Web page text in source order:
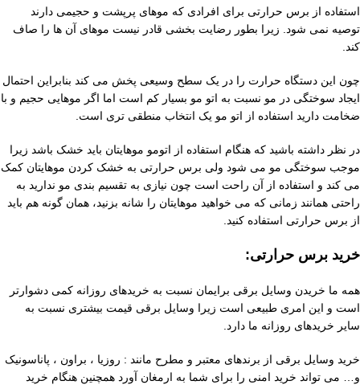
استفاده از برس حرارتی برای افرادی که موهای پرپشت و حجیمی دارند
توصیه نمی شود. زیرا بطور رضایت بخشی قادر نیست موهای آن ها را صاف
کند.
چون این دستگاه حرارت را در یک سطح وسیعی پخش می کند بنابراین احتمال
ایجاد سوختگی در مو نسبت به اتو مو بسیار کم است اما اگر موهایی حجیم و با
ضخامت دارید استفاده از اتو مو یک انتخاب منطقی تری است.
در نظر داشته باشید که هنگام استفاده از اتومو موهایتان باید خشک باشد زیرا
موجب سوختگی مو می شود ولی برس حرارتی به خشک کردن موهایتان کمک
می کند و استفاده از آن راحت است چون نیازی به تقسیم بندی مو ندارید به
راحتی همانند زمانی که می خواهید موهایتان را شانه بزنید، همان گونه هم باید
از برس حرارتی استفاده کنید.
خرید برس حرارتی:
همه ما خریدن وسایل برقی برایمان نسبت به خریدهای روزانه کمی دشوارتر
است و این امری طبیعی است زیرا وسایل برقی قیمت بیشتری نسبت به
سایر خریدهای روزانه ما دارد.
خرید وسایل برقی از برندهای معتبر و مطرح مانند : روزیا ، براون ، پاناسونیک
و… می تواند خرید امنی را برای شما به ارمغان آورد همچنین هنگام خرید